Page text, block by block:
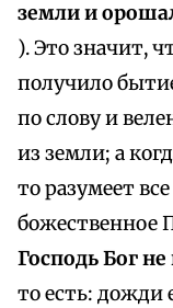
земли и
). Это значит,
получило
по слову и
из земли; а
то разумеет
божественное
Господь Бог
то есть: дожди